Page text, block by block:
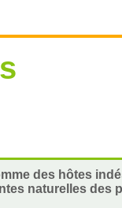
des hôtes
naturelles des